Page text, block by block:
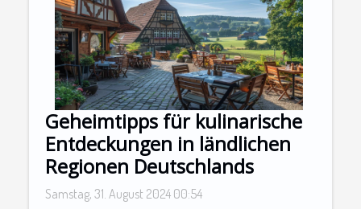
Geheimtipps für kulinarische
Entdeckungen in ländlichen
Regionen Deutschlands
Samstag, 31. August 2024 00:54